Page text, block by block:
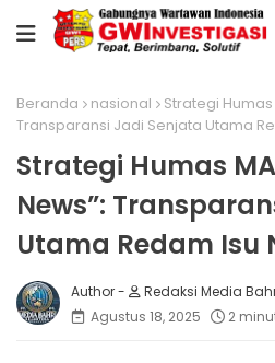
Beranda nasional
Strategi Humas
Transparansi Jadi Senjata Utama
Strategi Humas
News”:
Utama Redam Isu
Redaksi Media
Agustus 18, 2025
2